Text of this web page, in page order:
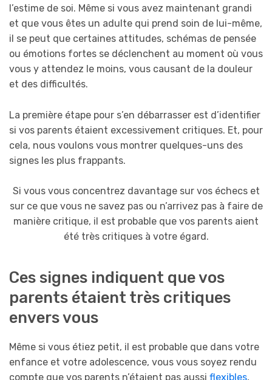
l’estime de soi. Même si vous avez maintenant grandi
et que vous êtes un adulte qui prend soin de lui-même,
il se peut que certaines attitudes, schémas de pensée
ou émotions fortes se déclenchent au moment où vous
vous y attendez le moins, vous causant de la douleur
et des difficultés.
La première étape pour s’en débarrasser est d’identifier
si vos parents étaient excessivement critiques. Et, pour
cela, nous voulons vous montrer quelques-uns des
signes les plus frappants.
Si vous vous concentrez davantage sur vos échecs et
sur ce que vous ne savez pas ou n’arrivez pas à faire de
manière critique, il est probable que vos parents aient
été très critiques à votre égard.
Ces signes indiquent que vos
parents étaient très critiques
envers vous
Même si vous étiez petit, il est probable que dans votre
enfance et votre adolescence, vous vous soyez rendu
compte que vos parents n’étaient pas aussi flexibles,